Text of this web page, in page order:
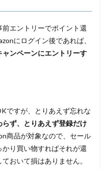
エントリーでポイント還
にログイン後であれば、
ャンペーンにエントリーす
ですが、とりあえず忘れな
ず、とりあえず登録だけ
商品が対象なので、セール
り買い物すればそれが還
おいて損はありません。